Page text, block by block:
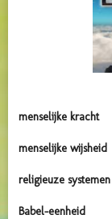
menselijke kracht
menselijke wijsheid
religieuze systemen
Babel-eenheid